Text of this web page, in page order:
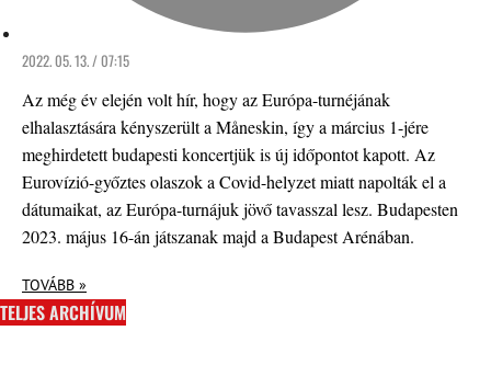
2022. 05. 13. / 07:15
Az még év elején volt hír, hogy az Európa-turnéjának
elhalasztására kényszerült a Måneskin, így a március 1-jére
meghirdetett budapesti koncertjük is új időpontot kapott. Az
Eurovízió-győztes olaszok a Covid-helyzet miatt napolták el a
dátumaikat, az Európa-turnájuk jövő tavasszal lesz. Budapesten
2023. május 16-án játszanak majd a Budapest Arénában.
TOVÁBB »
TELJES ARCHÍVUM